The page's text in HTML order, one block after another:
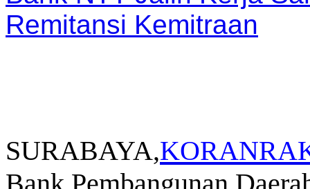
SURABAYA,